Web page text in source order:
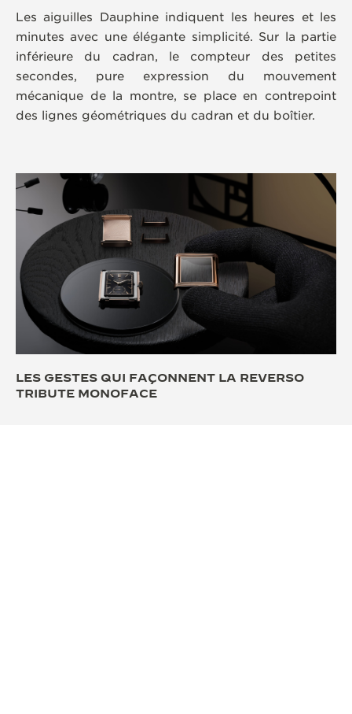
Les aiguilles Dauphine indiquent les heures et les
minutes avec une élégante simplicité. Sur la partie
inférieure du cadran, le compteur des petites
secondes, pure expression du mouvement
mécanique de la montre, se place en contrepoint
des lignes géométriques du cadran et du boîtier.
LES GESTES QUI FAÇONNENT LA REVERSO
TRIBUTE MONOFACE